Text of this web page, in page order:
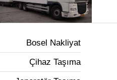
Bosel Nakliyat
Çihaz Taşıma